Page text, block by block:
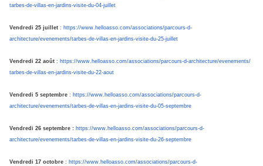
tarbes-de-villas-en-jardins-visite-du-04-juillet
Vendredi 25 juillet : https://www.helloasso.com/associations/parcours-d-
architecture/evenements/tarbes-de-villas-en-jardins-visite-du-25-juillet
Vendredi 22 août : https://www.helloasso.com/associations/parcours-d-architecture/evenements/
tarbes-de-villas-en-jardins-visite-du-22-aout
Vendredi 5 septembre : https://www.helloasso.com/associations/parcours-d-
architecture/evenements/tarbes-de-villas-en-jardins-visite-du-05-septembre
Vendredi 26 septembre : https://www.helloasso.com/associations/parcours-d-
architecture/evenements/tarbes-de-villas-en-jardins-visite-du-26-septembre
Vendredi 17 octobre : https://www.helloasso.com/associations/parcours-d-